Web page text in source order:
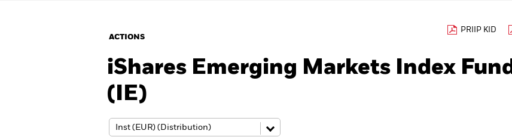
ACTIONS
PRIIP KID
iShares Emerging Markets Index Fund
(IE)